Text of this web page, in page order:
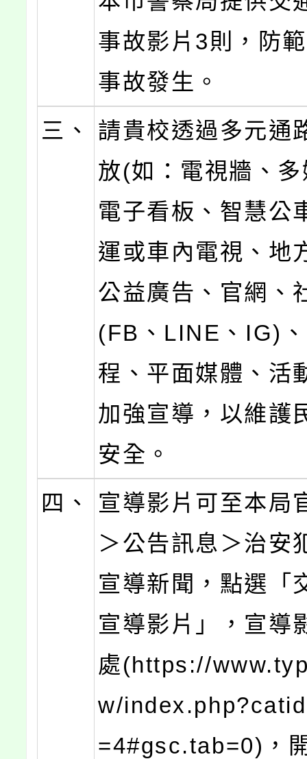
事故影片3則，防
事故發生。
三、
請貴校透過多元通
放(如：電視牆、
電子看板、智慧公
運或車內電視、地
公益廣告、官網、
(FB、LINE、IG)
程、平面媒體、活
加強宣導，以維護
安全。
四、
宣導影片可至本局
＞公告訊息＞治安
宣導新聞，點選「
宣導影片」，宣導
處(https://
w/
=4#gsc.tab=0)，